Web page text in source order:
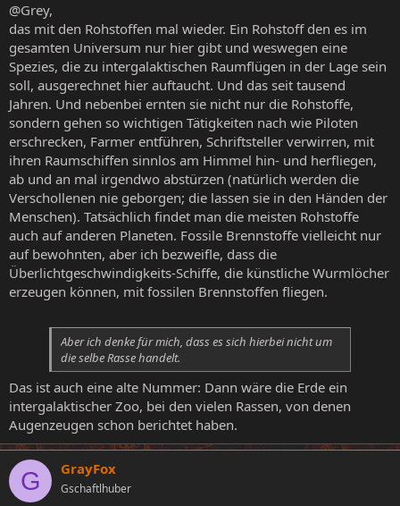
@Grey,
das mit den Rohstoffen mal wieder. Ein Rohstoff den es im
gesamten Universum nur hier gibt und weswegen eine
Spezies, die zu intergalaktischen Raumflügen in der Lage sein
soll, ausgerechnet hier auftaucht. Und das seit tausend
Jahren. Und nebenbei ernten sie nicht nur die Rohstoffe,
sondern gehen so wichtigen Tätigkeiten nach wie Piloten
erschrecken, Farmer entführen, Schriftsteller verwirren, mit
ihren Raumschiffen sinnlos am Himmel hin- und herfliegen,
ab und an mal irgendwo abstürzen (natürlich werden die
Verschollenen nie geborgen; die lassen sie in den Händen der
Menschen). Tatsächlich findet man die meisten Rohstoffe
auch auf anderen Planeten. Fossile Brennstoffe vielleicht nur
auf bewohnten, aber ich bezweifle, dass die
Überlichtgeschwindigkeits-Schiffe, die künstliche Wurmlöcher
erzeugen können, mit fossilen Brennstoffen fliegen.
Aber ich denke für mich, dass es sich hierbei nicht um
die selbe Rasse handelt.
Das ist auch eine alte Nummer: Dann wäre die Erde ein
intergalaktischer Zoo, bei den vielen Rassen, von denen
Augenzeugen schon berichtet haben.
G GrayFox
Gschaftlhuber